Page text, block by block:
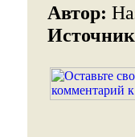
Автор: